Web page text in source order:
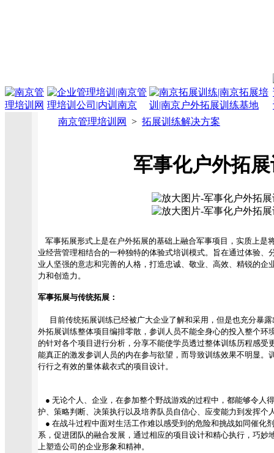
南京管理培训网 > 拓展训练解决方案
军事化户外拓
军事拓展形式上是在户外拓展的基础上融合军事项目，实质上是
业经营管理相结合的一种独特的体验式培训模式。旨在通过体验、
业人坚强的意志和完善的人格，打造忠诚、敬业、高效、精锐的企
力和创造力。
军事拓展与传统拓展：
目前传统拓展训练已经被广大企业了解和采用，但是也充分暴
外拓展训练整体项目编排零散，参训人员不能全身心的投入整个环
的针对各个项目进行分析，分享不能使学员透过整体训练历程感受
能真正的激发参训人员的内在参与欲望，而导致训练效果不明显。
行行之有效的量体裁衣式的项目设计。
● 无论个人、企业，在参加整个野战游戏的过程中，都能够令人
护、策略判断、决策执行以及培养队员自信心、应变能力到发挥个
● 在战斗过程中面对生活工作难以感受到的危险和挑战如同催化
系，促进团队的融合发展，通过相应的项目设计和精心执行，巧妙
上塑造公司的企业形象和精神。